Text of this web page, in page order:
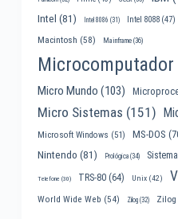
Intel (81) Intel 8086 (31) Intel 8088(47)
Macintosh (58) Mainframe(36)
Microcomputador
Micro Mundo (103)
Micro Sistemas (151)
Microsoft Windows (51) MS-DOS
Nintendo (81) Prológica(34)
Telefone (30) TRS-80(64) Unix(42)
World Wide Web (54) Zilog(32) Zilog